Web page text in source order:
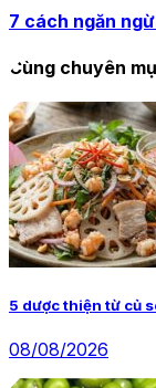
7 cách ngăn
Cùng chuyên
5 dược thiện từ củ
08/08/2026